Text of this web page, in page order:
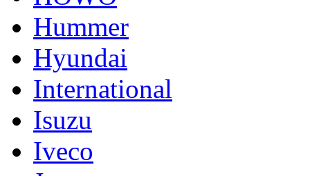
Hummer
Hyundai
International
Isuzu
Iveco